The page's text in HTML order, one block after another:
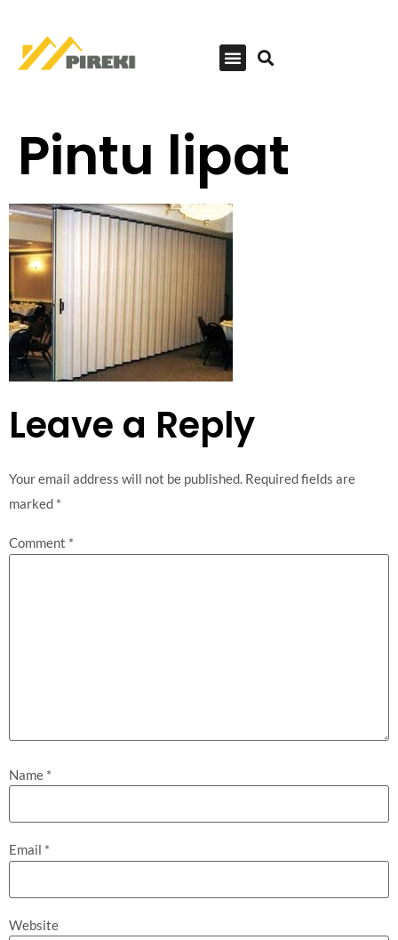
Pintu lipat
Leave a Reply
Your email address will not be published. Required fields are
marked *
Comment *
Name *
Email *
Website